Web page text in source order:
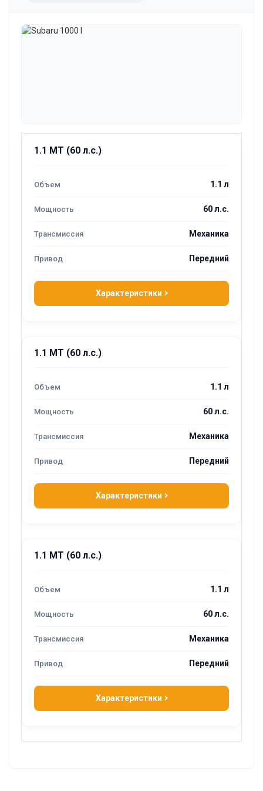
1.1 MT (60 л.с.)
1.1 л
60 л.с.
Механика
Передний
Характеристики
1.1 MT (60 л.с.)
1.1 л
60 л.с.
Механика
Передний
Характеристики
1.1 MT (60 л.с.)
1.1 л
60 л.с.
Механика
Передний
Характеристики